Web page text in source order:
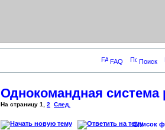
FAQ Поиск
Однокомандная
На страницу 1 2 След.
Список